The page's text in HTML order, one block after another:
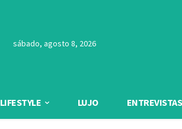
sábado, agosto 8, 2026
LIFESTYLE LUJO ENTREVISTAS